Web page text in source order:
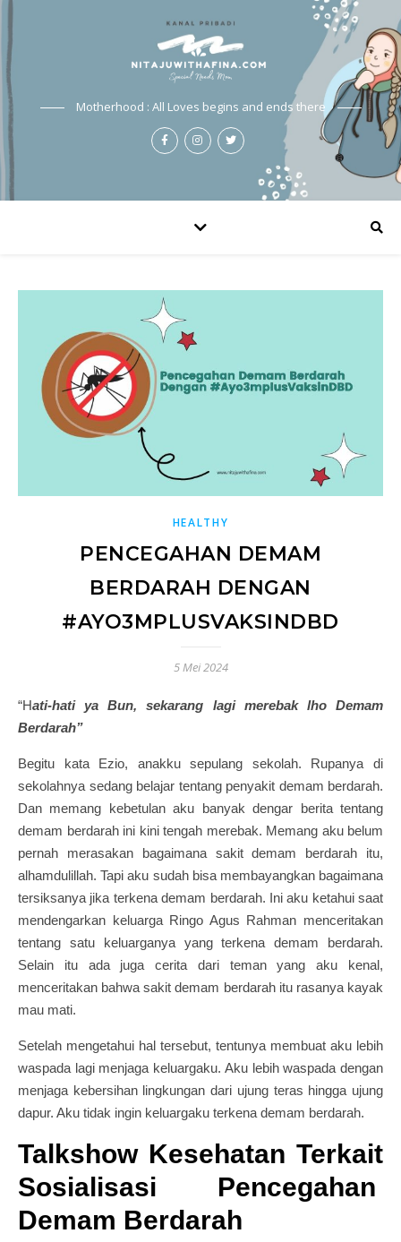
Motherhood : All Loves begins and ends there
HEALTHY
PENCEGAHAN DEMAM
BERDARAH DENGAN
#AYO3MPLUSVAKSINDBD
5 Mei 2024
“Hati-hati ya Bun, sekarang lagi merebak lho Demam
Berdarah”
Begitu kata Ezio, anakku sepulang sekolah. Rupanya di
sekolahnya sedang belajar tentang penyakit demam berdarah.
Dan memang kebetulan aku banyak dengar berita tentang
demam berdarah ini kini tengah merebak. Memang aku belum
pernah merasakan bagaimana sakit demam berdarah itu,
alhamdulillah. Tapi aku sudah bisa membayangkan bagaimana
tersiksanya jika terkena demam berdarah. Ini aku ketahui saat
mendengarkan keluarga Ringo Agus Rahman menceritakan
tentang satu keluarganya yang terkena demam berdarah.
Selain itu ada juga cerita dari teman yang aku kenal,
menceritakan bahwa sakit demam berdarah itu rasanya kayak
mau mati.
Setelah mengetahui hal tersebut, tentunya membuat aku lebih
waspada lagi menjaga keluargaku. Aku lebih waspada dengan
menjaga kebersihan lingkungan dari ujung teras hingga ujung
dapur. Aku tidak ingin keluargaku terkena demam berdarah.
Talkshow Kesehatan Terkait
Sosialisasi Pencegahan
Demam Berdarah